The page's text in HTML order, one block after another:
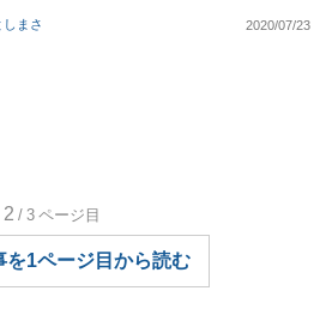
しまさ 2020/07/23
2 /3 ページ目
を1ページ目から読む